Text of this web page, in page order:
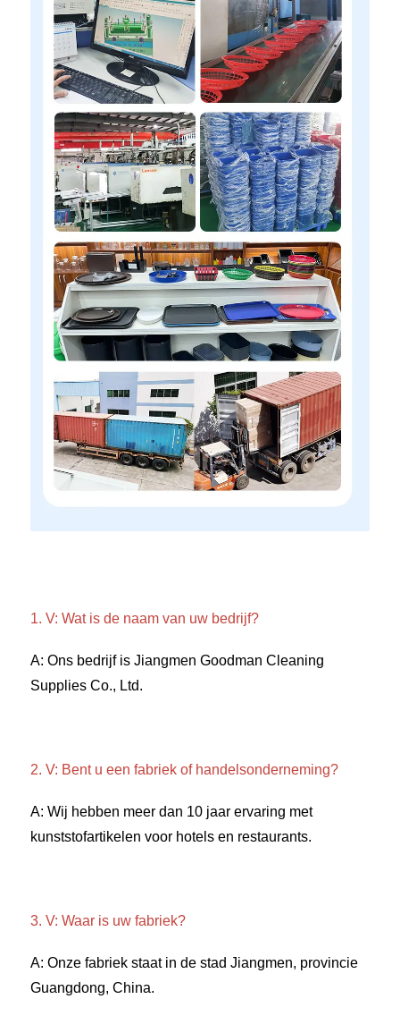
1. V: Wat is de naam van uw bedrijf?
A: Ons bedrijf is Jiangmen Goodman Cleaning
Supplies Co., Ltd.
2. V: Bent u een fabriek of handelsonderneming?
A: Wij hebben meer dan 10 jaar ervaring met
kunststofartikelen voor hotels en restaurants.
3. V: Waar is uw fabriek?
A: Onze fabriek staat in de stad Jiangmen, provincie
Guangdong, China.